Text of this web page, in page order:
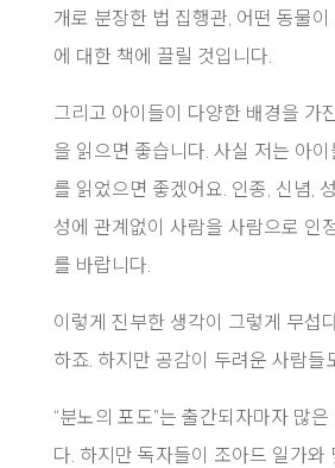
개로 분장한 법 집행관, 어떤 동물이
에 대한 책에 끌릴 것입니다.
그리고 아이들이 다양한 배경을 가
을 읽으면 좋습니다. 사실 저는 아이
를 읽었으면 좋겠어요. 인종, 신념,
성에 관계없이 사람을 사람으로 인
를 바랍니다.
이렇게 진부한 생각이 그렇게 무섭
하죠. 하지만 공감이 두려운 사람들
“분노의 포도”는 출간되자마자 많
다. 하지만 독자들이 조아드 일가와